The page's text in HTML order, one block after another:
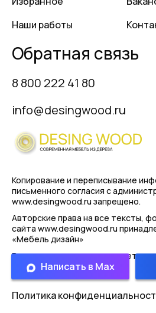
Наши работы
Обратная связь
8 800 222 41 80
info@desingwood.ru
Копирование и переписывание
письменного согласия с
www.desingwood.ru запрещено.
Авторские права на все тексты,
сайта www.desingwood.ru
«Мебель дизайн»
Реальные изделия могут иметь
представленным на сайте!
Политика
Написать в Max